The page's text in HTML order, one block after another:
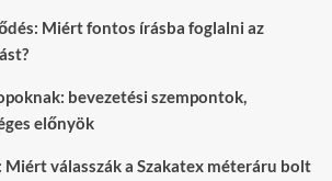
Miért fontos írásba foglalni az
bevezetési szempontok,
előnyök
Miért válasszák a Szakatex méteráru bolt